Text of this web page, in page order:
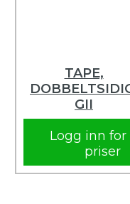
TAPE,
GII
Logg inn for
priser